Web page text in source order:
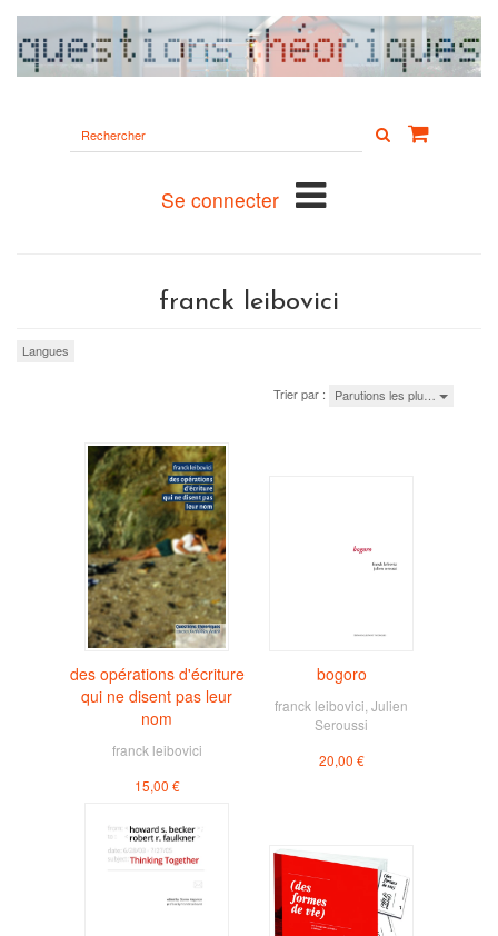
le
Se connecter
franck leibovici
Langues
Trier par : Parutions les plu…
des opérations d'écriture
qui ne disent pas leur
nom
franck leibovici
15,00 €
bogoro
franck leibovici Julien
Seroussi
20,00 €